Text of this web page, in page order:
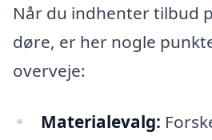
Når du indhenter tilbud
døre, er her nogle
overveje:
Materialevalg: